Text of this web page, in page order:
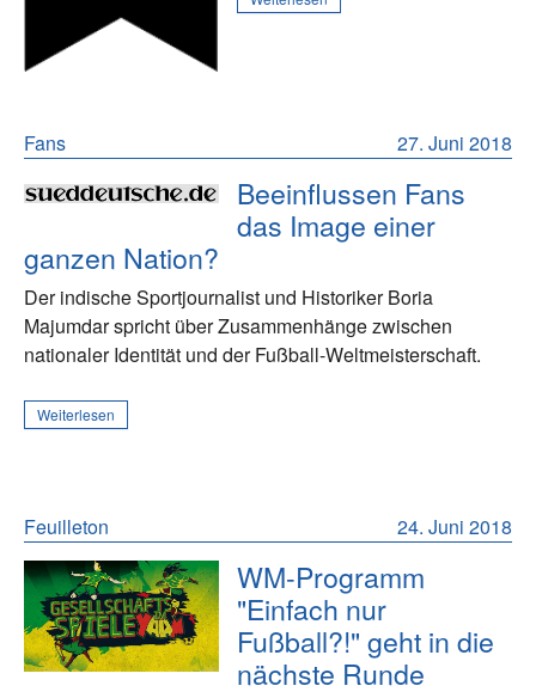
27. Juni 2018
Fans
Beeinflussen Fans
das Image einer
ganzen Nation?
Der indische Sportjournalist und Historiker Boria
Majumdar spricht über Zusammenhänge zwischen
nationaler Identität und der Fußball-Weltmeisterschaft.
Weiterlesen
24. Juni 2018
Feuilleton
WM-Programm
"Einfach nur
Fußball?!" geht in die
nächste Runde